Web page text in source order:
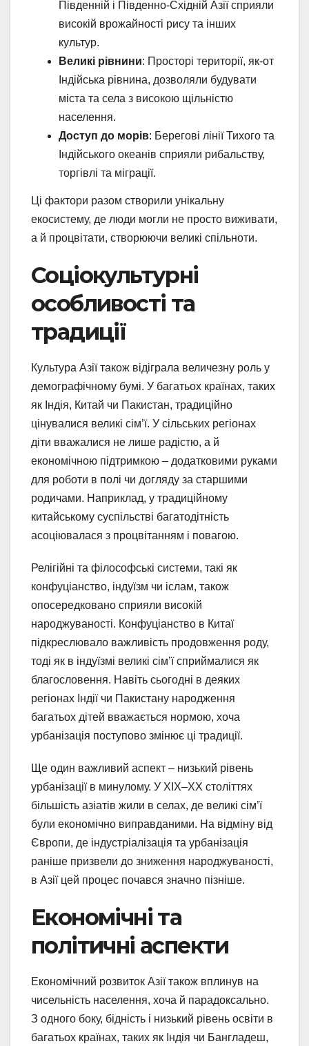
Південній і Південно-Східній Азії сприяли
високій врожайності рису та інших
культур.
Великі рівнини: Просторі території, як-от
Індійська рівнина, дозволяли будувати
міста та села з високою щільністю
населення.
Доступ до морів: Берегові лінії Тихого та
Індійського океанів сприяли рибальству,
торгівлі та міграції.
Ці фактори разом створили унікальну
екосистему, де люди могли не просто виживати,
а й процвітати, створюючи великі спільноти.
Соціокультурні
особливості та
традиції
Культура Азії також відіграла величезну роль у
демографічному бумі. У багатьох країнах, таких
як Індія, Китай чи Пакистан, традиційно
цінувалися великі сім’ї. У сільських регіонах
діти вважалися не лише радістю, а й
економічною підтримкою – додатковими руками
для роботи в полі чи догляду за старшими
родичами. Наприклад, у традиційному
китайському суспільстві багатодітність
асоціювалася з процвітанням і повагою.
Релігійні та філософські системи, такі як
конфуціанство, індуїзм чи іслам, також
опосередковано сприяли високій
народжуваності. Конфуціанство в Китаї
підкреслювало важливість продовження роду,
тоді як в індуїзмі великі сім’ї сприймалися як
благословення. Навіть сьогодні в деяких
регіонах Індії чи Пакистану народження
багатьох дітей вважається нормою, хоча
урбанізація поступово змінює ці традиції.
Ще один важливий аспект – низький рівень
урбанізації в минулому. У XIX–XX століттях
більшість азіатів жили в селах, де великі сім’ї
були економічно виправданими. На відміну від
Європи, де індустріалізація та урбанізація
раніше призвели до зниження народжуваності,
в Азії цей процес почався значно пізніше.
Економічні та
політичні аспекти
Економічний розвиток Азії також вплинув на
чисельність населення, хоча й парадоксально.
З одного боку, бідність і низький рівень освіти в
багатьох країнах, таких як Індія чи Бангладеш,